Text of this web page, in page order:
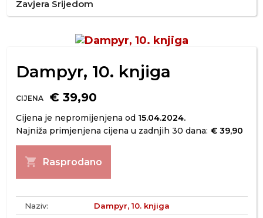
Zavjera Srijedom
Dampyr, 10. knjiga
CIJENA € 39,90
Cijena je nepromijenjena od 15.04.2024.
Najniža primjenjena cijena u zadnjih 30 dana: € 39,90
shopping_cart Rasprodano
Naziv:
Dampyr, 10. knjiga